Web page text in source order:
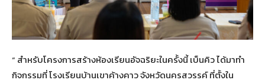
“ สำหรับโครงการสร้างห้องเรียนอัจฉริยะในครั้งนี้ เบ็นคิว ได้มาทำ
กิจกรรมที่ โรงเรียนบ้านเขาค้างคาว จังหวัดนครสวรรค์ ที่ตั้งใน